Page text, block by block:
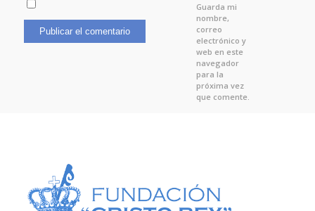
Guarda mi
nombre,
correo
electrónico y
web en este
navegador
para la
próxima vez
que comente.